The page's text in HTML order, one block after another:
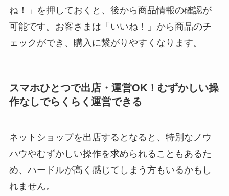
ね！」を押しておくと、後から商品情報の確認が
可能です。お客さまは「いいね！」から商品のチ
ェックができ、購入に繋がりやすくなります。
スマホひとつで出店・運営OK！むずかしい操
作なしでらくらく運営できる
ネットショップを出店するとなると、特別なノウ
ハウやむずかしい操作を求められることもあるた
め、ハードルが高く感じてしまう方もいるかもし
れません。